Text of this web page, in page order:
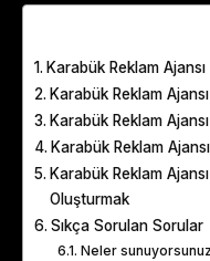
Karabük Reklam
Karabük Reklam
Karabük Reklam
Karabük Reklam
Karabük Reklam
Oluşturmak
Sıkça Sorulan Sorular
Neler